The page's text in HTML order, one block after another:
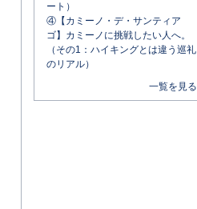
ート）
④【カミーノ・デ・サンティア
ゴ】カミーノに挑戦したい人へ。
（その1：ハイキングとは違う巡礼
のリアル）
一覧を見る